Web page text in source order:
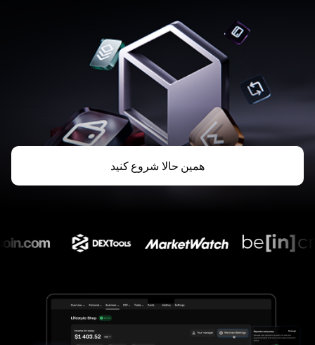
همین حالا شروع کنید